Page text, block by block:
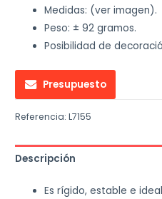
Medidas: (ver imagen).
Peso: ± 92 gramos.
Posibilidad de
Presupuesto
Referencia:L7155
Descripción
Es rígido, estable e